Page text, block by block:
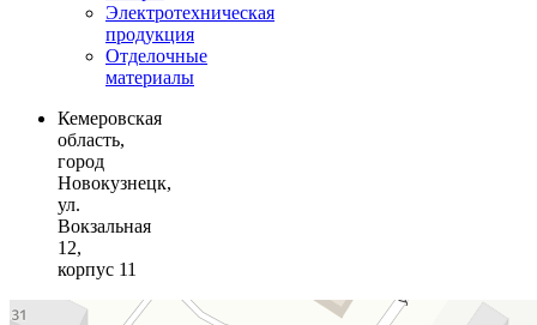
Электротехническая
продукция
Отделочные
материалы
Кемеровская
область,
город
Новокузнецк,
ул.
Вокзальная
12,
корпус 11